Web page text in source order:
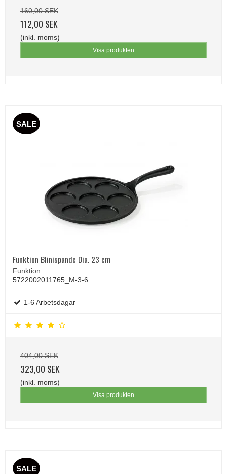
160,00 SEK
112,00 SEK
(inkl. moms)
Visa produkten
SALE
Funktion Blinispande Dia. 23 cm
Funktion
5722002011765_M-3-6
1-6 Arbetsdagar
404,00 SEK
323,00 SEK
(inkl. moms)
Visa produkten
SALE